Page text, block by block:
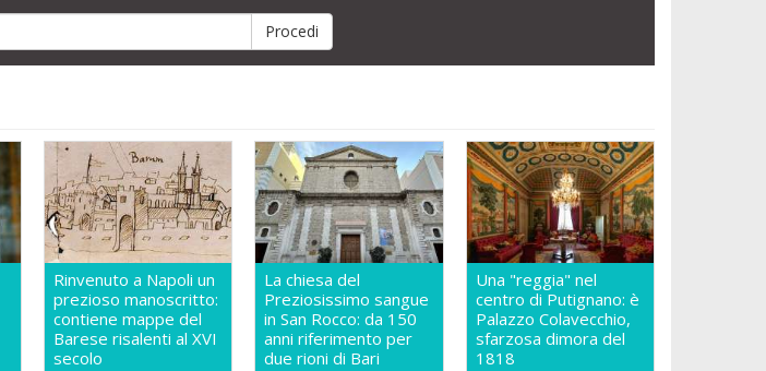
Rinvenuto a Napoli un
prezioso manoscritto:
contiene mappe del
Barese risalenti al XVI
secolo
La chiesa del
Preziosissimo sangue
in San Rocco: da 150
anni riferimento per
due rioni di Bari
Una "reggia" nel
centro di Putignano: è
Palazzo Colavecchio,
sfarzosa dimora del
1818